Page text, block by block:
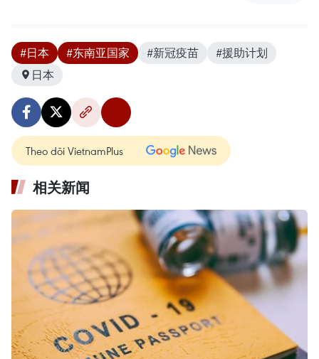
#日本 #东南亚国家 #新冠疫苗
#援助计划
日本
Theo dõi VietnamPlus
相关新闻